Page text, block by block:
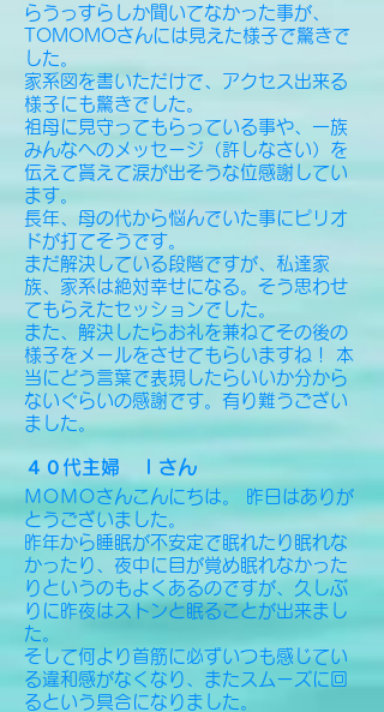
らうっすらしか聞いてなかった事が、
TOMOMOさんには見えた様子で驚きで
した。
家系図を書いただけで、アクセス出来る
様子にも驚きでした。
祖母に見守ってもらっている事や、一族
みんなへのメッセージ（許しなさい）を
伝えて貰えて涙が出そうな位感謝してい
ます。
長年、母の代から悩んでいた事にピリオ
ドが打てそうです。
まだ解決している段階ですが、私達家
族、家系は絶対幸せになる。そう思わせ
てもらえたセッションでした。
また、解決したらお礼を兼ねてその後の
様子をメールをさせてもらいますね！ 本
当にどう言葉で表現したらいいか分から
ないぐらいの感謝です。有り難うござい
ました。
４０代主婦 Ｉさん
ＭＯＭＯさんこんにちは。 昨日はありが
とうございました。
昨年から睡眠が不安定で眠れたり眠れな
かったり、夜中に目が覚め眠れなかった
りというのもよくあるのですが、久しぶ
りに昨夜はストンと眠ることが出来まし
た。
そして何より首筋に必ずいつも感じてい
る違和感がなくなり、またスムーズに回
るという具合になりました。